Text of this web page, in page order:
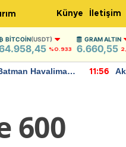
Künye İletişim
BITCOIN(USDT)
%0.933
GRAM ALTIN
6.660,55
zam geliyor:
22:37
600